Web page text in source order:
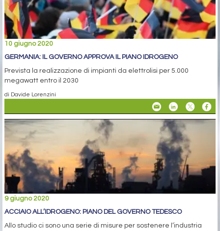
10 giugno 2020
GERMANIA: IL GOVERNO APPROVA IL PIANO IDROGENO
Prevista la realizzazione di impianti da elettrolisi per 5.000
megawatt entro il 2030
di Davide Lorenzini
9 giugno 2020
ACCIAIO ALL’IDROGENO: PIANO DEL GOVERNO TEDESCO
Allo studio ci sono una serie di misure per sostenere l’industria